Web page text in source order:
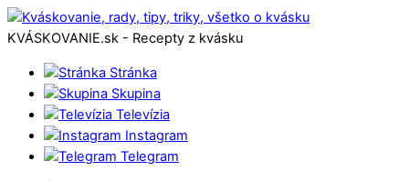
KVÁSKOVANIE.sk - Recepty z kvásku
Stránka
Skupina
Televízia
Instagram
Telegram